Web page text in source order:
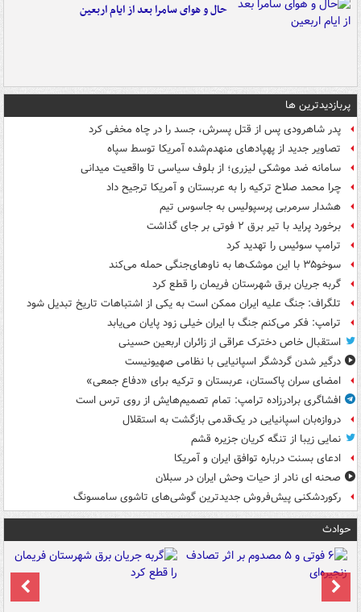
حال و هوای سامرا بعد از ایام اربعین
پربازدیدترین ها
پدر شاهرودی پس از قتل پسرش، جسد را در چاه مخفی کرد
تصاویر جدید از پهپادهای منهدم‌شده آمریکا توسط سپاه
سامانه ضد موشکی لیزری؛ از بلوف سیاسی تا واقعیت میدانی
چرا محمد صلاح ترکیه را به عربستان و آمریکا ترجیح داد
هشدار سرمربی پرسپولیس به جاسوس تیم
برخورد پراید با تیر برق ۲ فوتی بر جای گذاشت
ترامپ سوئیس را تهدید کرد
سوخو۳۵ با این موشک‌ها به ناوهای‌جنگی حمله می‌کند
گربه جریان برق شهرستان فریمان را قطع کرد
تلگراف: جنگ علیه ایران ممکن است به یکی از اشتباهات تاریخ تبدیل شود
ترامپ: فکر می‌کنم جنگ با ایران خیلی زود پایان می‌یابد
استقبال خاص دخترک عراقی از زائران اربعین حسینی
درگیر شدن گردشگر اسپانیایی با نظامی صهیونیست
امضای سران پاکستان، عربستان و ترکیه برای «دفاع جمعی»
افشاگری برادرزاده ترامپ: تمام تصمیم‌هایش از روی ترس است
دروازه‌بان اسپانیایی در یک‌قدمی بازگشت به استقلال
نمایی زیبا از تنگه کریان جزیره قشم
ادعای بسنت درباره توافق ایران و آمریکا
صحنه ای نادر از حیات وحش ایران در سبلان
رکوردشکنی پیش‌فروش جدیدترین گوشی‌های تاشوی سامسونگ
حوادث